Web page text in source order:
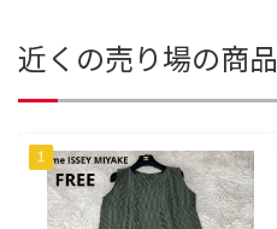
近くの売り場の商品